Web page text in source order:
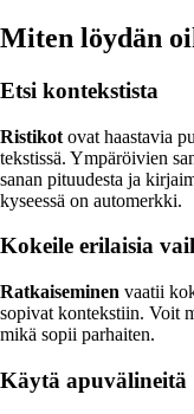
Miten löydän
Etsi kontekstista
Ristikot ovat haastavia
tekstissä. Ympäröivien
sanan pituudesta ja
kyseessä on automerkki.
Kokeile erilaisia
Ratkaiseminen vaatii
sopivat kontekstiin. Voit
mikä sopii parhaiten.
Käytä apuvälineitä